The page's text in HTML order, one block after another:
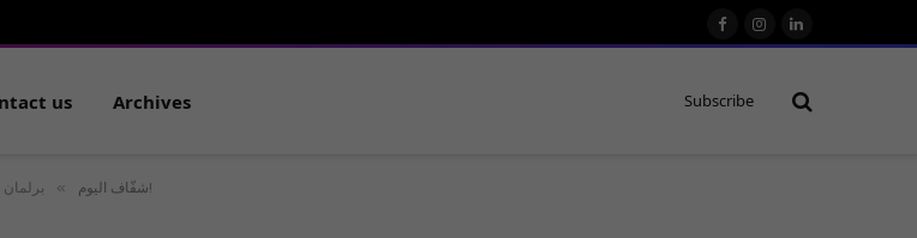
FacebookInstagram
LinkedIn
us Archives Subscribe
شفّاف اليوم » برلمان الكويت الجديد بلا نساء : صعود المعارضة، ومعركة على رئاسة المجلس!